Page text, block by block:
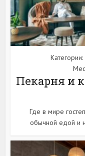
Категории:
Пекарня и
Где в мире
обычной едой и